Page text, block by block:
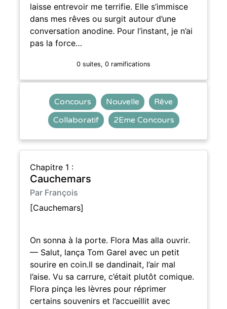
laisse entrevoir me terrifie. Elle s’immisce
dans mes rêves ou surgit autour d’une
conversation anodine. Pour l’instant, je n’ai
pas la force…
0 suites, 0 ramifications
Concours Nouvelle
Rêve
Collaboratif
2Eme Concours
Chapitre 1 :
Cauchemars
Par François
[Cauchemars]
On sonna à la porte. Flora Mas alla ouvrir.
— Salut, lança Tom Garel avec un petit
sourire en coin.Il se dandinait, l’air mal
l’aise. Vu sa carrure, c’était plutôt comique.
Flora pinça les lèvres pour réprimer
certains souvenirs et l’accueillit avec